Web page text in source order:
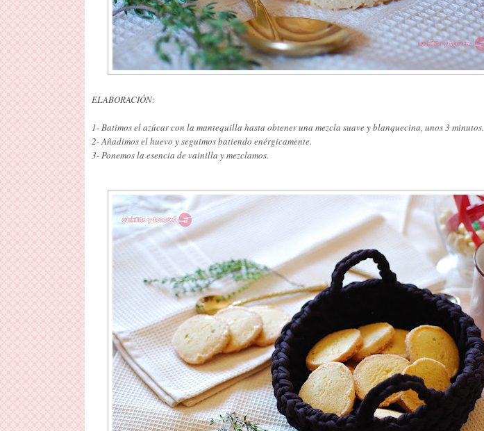
ELABORACIÓN:
1- Batimos el azúcar con la mantequilla hasta obtener una mezcla suave y blanquecina, unos 3 minutos.
2- Añadimos el huevo y seguimos batiendo enérgicamente.
3- Ponemos la esencia de vainilla y mezclamos.